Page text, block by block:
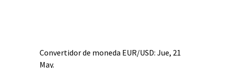
Convertidor de moneda EUR/USD: Jue, 21
May.